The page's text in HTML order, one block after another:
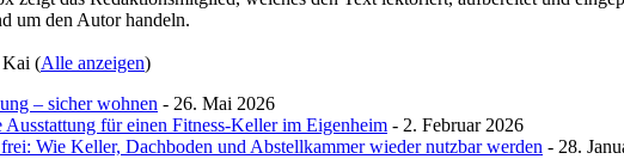
um den Autor handeln.
(Alle anzeigen)
– sicher wohnen - 26. Mai 2026
Ausstattung für einen Fitness-Keller im Eigenheim - 2. Februar 2026
Wie Keller, Dachboden und Abstellkammer wieder nutzbar werden - 28.